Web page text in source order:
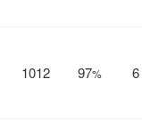
1012 97% 6